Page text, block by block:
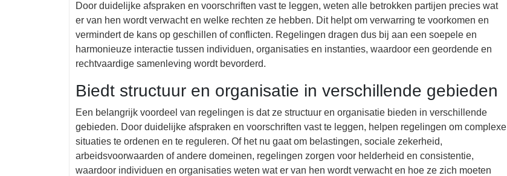
Door duidelijke afspraken en voorschriften vast te leggen, weten alle betrokken partijen precies wat
er van hen wordt verwacht en welke rechten ze hebben. Dit helpt om verwarring te voorkomen en
vermindert de kans op geschillen of conflicten. Regelingen dragen dus bij aan een soepele en
harmonieuze interactie tussen individuen, organisaties en instanties, waardoor een geordende en
rechtvaardige samenleving wordt bevorderd.
Biedt structuur en organisatie in verschillende gebieden
Een belangrijk voordeel van regelingen is dat ze structuur en organisatie bieden in verschillende
gebieden. Door duidelijke afspraken en voorschriften vast te leggen, helpen regelingen om complexe
situaties te ordenen en te reguleren. Of het nu gaat om belastingen, sociale zekerheid,
arbeidsvoorwaarden of andere domeinen, regelingen zorgen voor helderheid en consistentie,
waardoor individuen en organisaties weten wat er van hen wordt verwacht en hoe ze zich moeten